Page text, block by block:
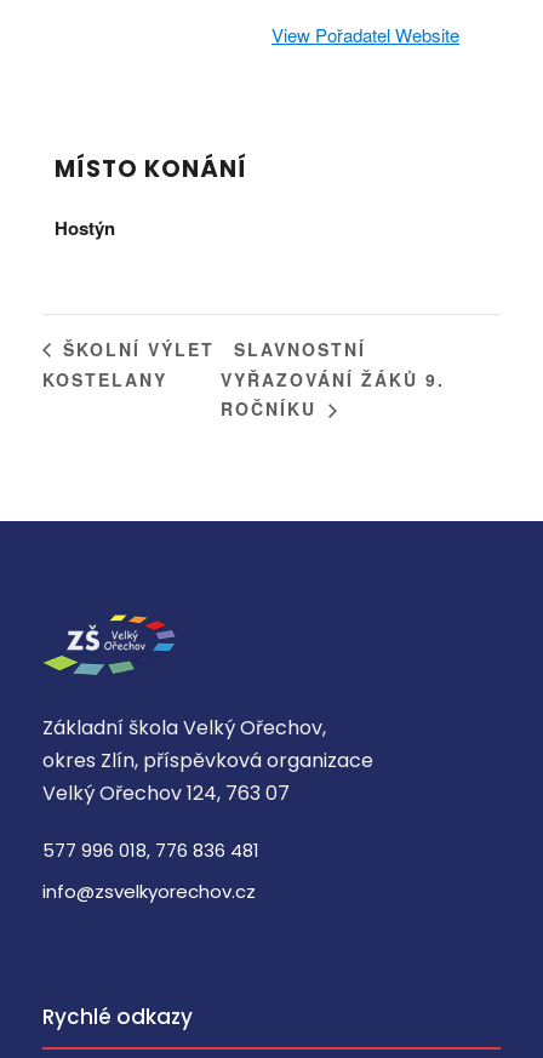
View Pořadatel Website
MÍSTO KONÁNÍ
Hostýn
ŠKOLNÍ VÝLET
KOSTELANY
SLAVNOSTNÍ
VYŘAZOVÁNÍ ŽÁKŮ 9.
ROČNÍKU
Základní škola Velký Ořechov,
okres Zlín, příspěvková organizace
Velký Ořechov 124, 763 07
577 996 018, 776 836 481
info@zsvelkyorechov.cz
Rychlé odkazy